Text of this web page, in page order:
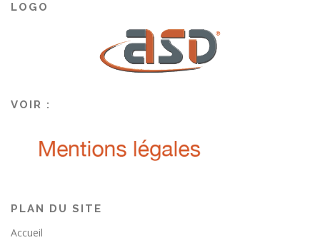
LOGO
VOIR :
PLAN DU SITE
Accueil